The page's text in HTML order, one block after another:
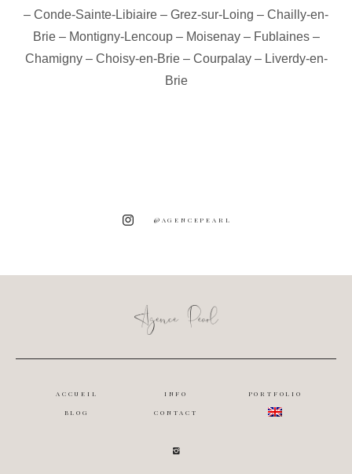
– Conde-Sainte-Libiaire – Grez-sur-Loing – Chailly-en-
Brie– Montigny-Lencoup– Moisenay– Fublaines–
Chamigny– Choisy-en-Brie– Courpalay– Liverdy-en-
Brie
@AGENCEPEARL
ACCUEIL INFO PORTFOLIO
BLOG CONTACT